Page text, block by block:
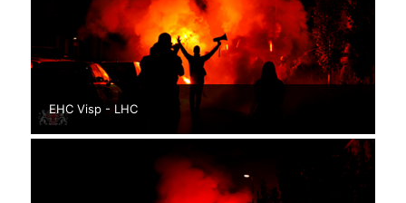
EHC Visp - LHC